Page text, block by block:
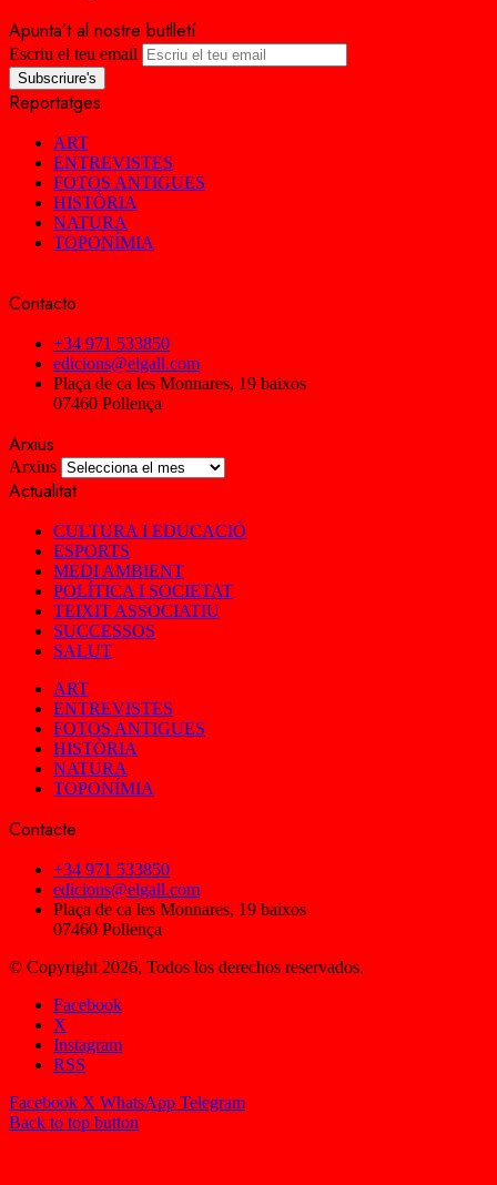
Apunta’t al nostre butlletí
Escriu el teu email
Reportatges
ART
ENTREVISTES
FOTOS ANTIGUES
HISTÒRIA
NATURA
TOPONÍMIA
Contacto
+34 971 533850
edicions@elgall.com
Plaça de ca les Monnares, 19 baixos
07460 Pollença
Arxius
Arxius
Actualitat
CULTURA I EDUCACIÓ
ESPORTS
MEDI AMBIENT
POLÍTICA I SOCIETAT
TEIXIT ASSOCIATIU
SUCCESSOS
SALUT
ART
ENTREVISTES
FOTOS ANTIGUES
HISTÒRIA
NATURA
TOPONÍMIA
Contacte
+34 971 533850
edicions@elgall.com
Plaça de ca les Monnares, 19 baixos
07460 Pollença
© Copyright 2026, Todos los derechos reservados.
Facebook
X
Instagram
RSS
Facebook X WhatsApp Telegram
Back to top button